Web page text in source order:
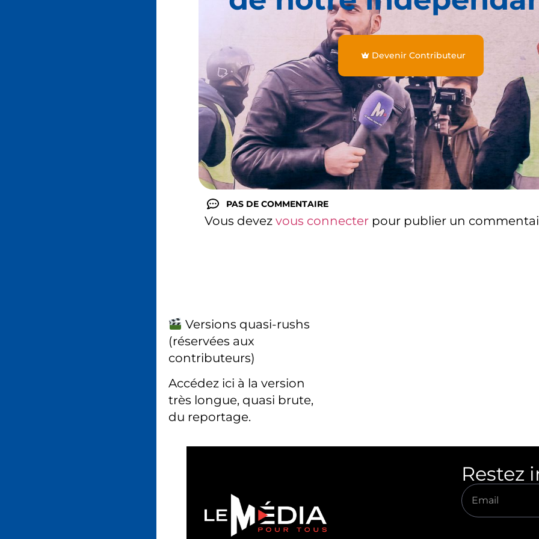
Devenir Contributeur
PAS DE COMMENTAIRE
Vous devez vous connecter pour publier un
Versions quasi-rushs
(réservées aux
contributeurs)
Accédez ici à la version
très longue, quasi brute,
du reportage.
Restez